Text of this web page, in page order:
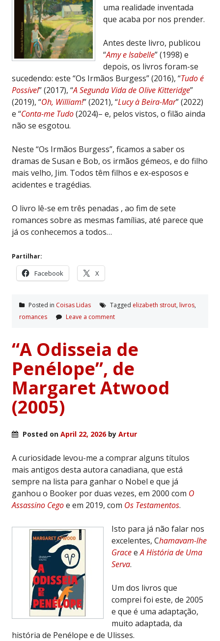
uma realidade inventada
que acaba por nos prender.
Antes deste livro, publicou
“Amy e Isabelle” (1998) e
depois, os livros foram-se
sucedendo: este “Os Irmãos Burgess” (2016), “Tudo é
Possível” (2017), “A Segunda Vida de Olive Kitteridge”
(2019), “Oh, William!” (2021), “Lucy à Beira-Mar” (2022)
e “Conta-me Tudo(2024)– e, pelos vistos, o filão ainda
não se esgotou.
Neste “Os Irmãos Burgess”, ficamos a saber os
dramas de Susan e Bob, os irmãos gémeos, e do filho
mais velho, Jim. Todos têm filhos e ex-esposos e
acidentes e tragédias.
O livro lê-se em três penadas , ao fim de sete
romances sobre as mesmas famílias, até parece que
já os conhecemos a todos…
Partilhar:
Facebook X
Posted in Coisas Lidas Tagged elizabeth strout, livros,
romances
Leave a comment
“A Odisseia de
Penélope”, de
Margaret Atwood
(2005)
Posted on April 22, 2026by Artur
A curiosidade levou-me a comprar alguns títulos
mais antigos desta autora canadiana, que está
sempre na lista para ganhar o Nobel e que já
ganhou o Booker por duas vezes, em 2000 com O
Assassino Cegoe em 2019, com Os Testamentos.
Isto para já não falar nos
excelentes, Chamavam-lhe
GraceeA História de Uma
Serva.
Um dos livros que
comprei foi este, de 2005
e que é uma adaptação,
muito adaptada, da
história de Penélope e de Ulisses.